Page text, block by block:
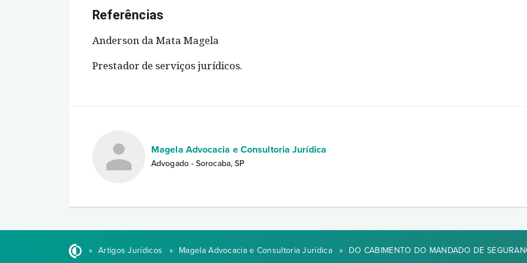
Referências
Anderson da Mata Magela
Prestador de serviços jurídicos.
Magela Advocacia e Consultoria Jurídica
Advogado - Sorocaba, SP
» Artigos Jurídicos » Magela Advocacia e Consultoria Jurídica » DO CABIMENTO DO MANDADO DE